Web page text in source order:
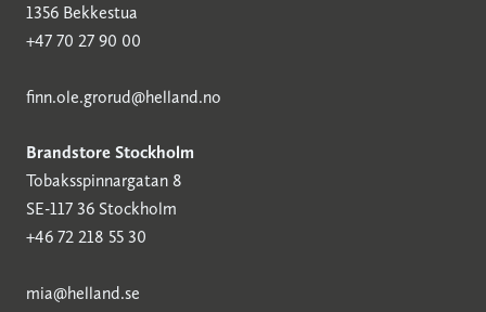
1356 Bekkestua
+47 70 27 90 00
finn.ole.grorud@helland.no
Brandstore Stockholm
Tobaksspinnargatan 8
SE-117 36 Stockholm
+46 72 218 55 30
mia@helland.se